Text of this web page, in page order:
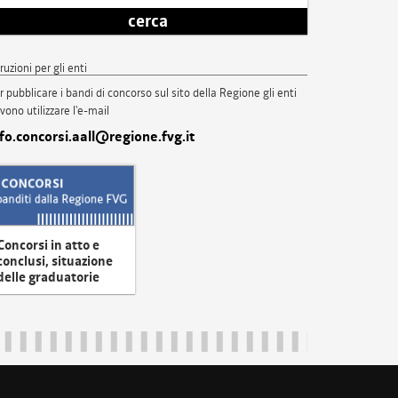
cerca
per gli enti
pubblicare i bandi di concorso sul sito della Regione gli enti
utilizzare l'e-mail
in atto e
situazione
graduatorie